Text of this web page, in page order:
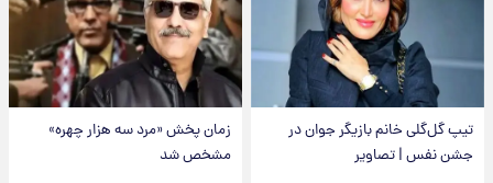
تیپ گل‌گلی خانم بازیگر جوان در
جشن نفس | تصاویر
زمان پخش «مرد سه هزار چهره»
مشخص شد